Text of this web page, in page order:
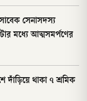
সেনাসদস্য
মধ্যে আত্মসমর্পণের
দাঁড়িয়ে থাকা ৭ শ্রমিক